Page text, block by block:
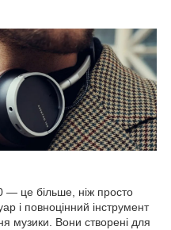
— це більше, ніж просто
і повноцінний інструмент
музики. Вони створені для